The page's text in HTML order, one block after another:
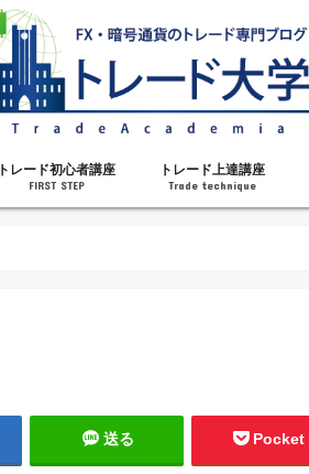
トレード初心者講座
FIRST STEP
トレード上達講座
Trade technique
送る Pocket